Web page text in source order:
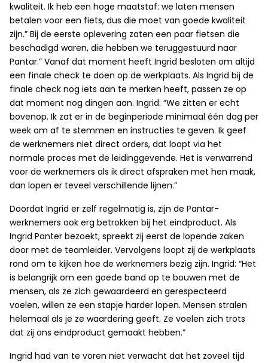
kwaliteit. Ik heb een hoge maatstaf: we laten mensen
betalen voor een fiets, dus die moet van goede kwaliteit
zijn.” Bij de eerste oplevering zaten een paar fietsen die
beschadigd waren, die hebben we teruggestuurd naar
Pantar.” Vanaf dat moment heeft Ingrid besloten om altijd
een finale check te doen op de werkplaats. Als Ingrid bij de
finale check nog iets aan te merken heeft, passen ze op
dat moment nog dingen aan. Ingrid: “We zitten er echt
bovenop. Ik zat er in de beginperiode minimaal één dag per
week om af te stemmen en instructies te geven. Ik geef
de werknemers niet direct orders, dat loopt via het
normale proces met de leidinggevende. Het is verwarrend
voor de werknemers als ik direct afspraken met hen maak,
dan lopen er teveel verschillende lijnen.”
Doordat Ingrid er zelf regelmatig is, zijn de Pantar-
werknemers ook erg betrokken bij het eindproduct. Als
Ingrid Panter bezoekt, spreekt zij eerst de lopende zaken
door met de teamleider. Vervolgens loopt zij de werkplaats
rond om te kijken hoe de werknemers bezig zijn. Ingrid: “Het
is belangrijk om een goede band op te bouwen met de
mensen, als ze zich gewaardeerd en gerespecteerd
voelen, willen ze een stapje harder lopen. Mensen stralen
helemaal als je ze waardering geeft. Ze voelen zich trots
dat zij ons eindproduct gemaakt hebben.”
Ingrid had van te voren niet verwacht dat het zoveel tijd